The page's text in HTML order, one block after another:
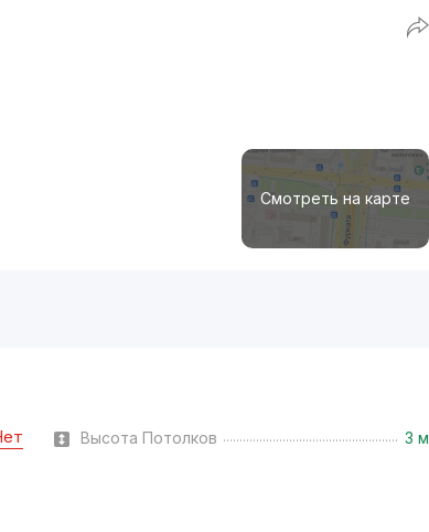
Смотреть на карте
Высота Потолков 3 м